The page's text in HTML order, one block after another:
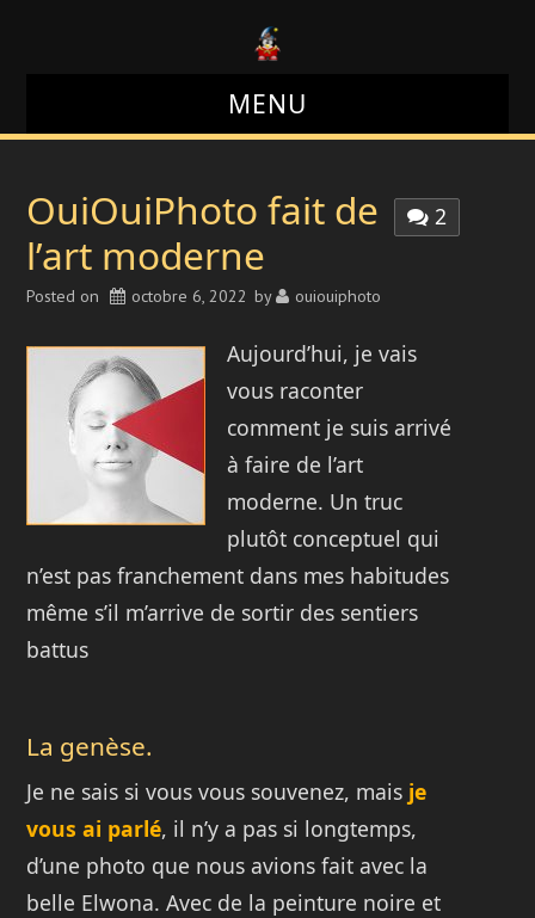
MENU
LE SITE
LE FORUM
LES PHOTOS
2
OuiOuiPhoto fait de
l’art moderne
Posted on octobre 6, 2022 by ouiouiphoto
Aujourd’hui, je vais
vous raconter
comment je suis arrivé
à faire de l’art
moderne. Un truc
plutôt conceptuel qui
n’est pas franchement dans mes habitudes
même s’il m’arrive de sortir des sentiers
battus
La genèse.
Je ne sais si vous vous souvenez, mais je
vous ai parlé, il n’y a pas si longtemps,
d’une photo que nous avions fait avec la
belle Elwona. Avec de la peinture noire et